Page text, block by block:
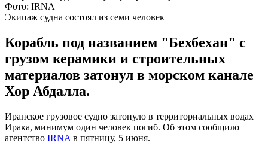
Фото: IRNA
Экипаж судна состоял из семи человек
Корабль под названием "Бехбехан" с
грузом керамики и строительных
материалов затонул в морском канале
Хор Абдалла.
Иранское грузовое судно затонуло в территориальных водах
Ирака, минимум один человек погиб. Об этом сообщило
агентство IRNA в пятницу, 5 июня.